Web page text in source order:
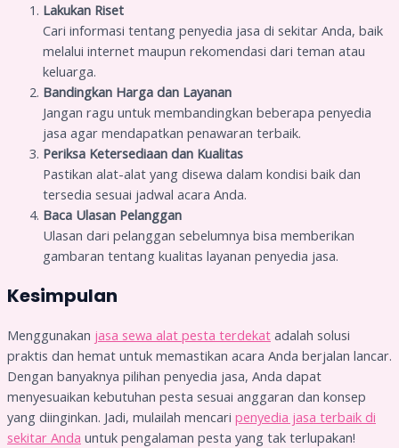
Lakukan Riset
Cari informasi tentang penyedia jasa di sekitar Anda, baik
melalui internet maupun rekomendasi dari teman atau
keluarga.
Bandingkan Harga dan Layanan
Jangan ragu untuk membandingkan beberapa penyedia
jasa agar mendapatkan penawaran terbaik.
Periksa Ketersediaan dan Kualitas
Pastikan alat-alat yang disewa dalam kondisi baik dan
tersedia sesuai jadwal acara Anda.
Baca Ulasan Pelanggan
Ulasan dari pelanggan sebelumnya bisa memberikan
gambaran tentang kualitas layanan penyedia jasa.
Kesimpulan
Menggunakan jasa sewa alat pesta terdekat adalah solusi
praktis dan hemat untuk memastikan acara Anda berjalan lancar.
Dengan banyaknya pilihan penyedia jasa, Anda dapat
menyesuaikan kebutuhan pesta sesuai anggaran dan konsep
yang diinginkan. Jadi, mulailah mencari penyedia jasa terbaik di
sekitar Anda untuk pengalaman pesta yang tak terlupakan!